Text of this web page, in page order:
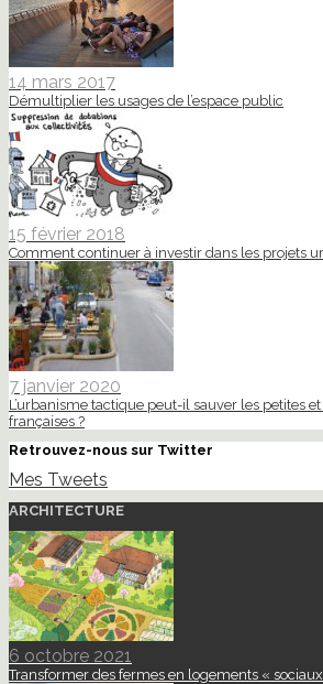
14 mars 2017
Démultiplier les usages de l’espace public
15 février 2018
Comment continuer à investir dans les projets
7 janvier 2020
L’urbanisme tactique peut-il sauver les petites
françaises ?
Retrouvez-nous sur Twitter
Mes Tweets
ARCHITECTURE
6 octobre 2021
Transformer des fermes en logements «